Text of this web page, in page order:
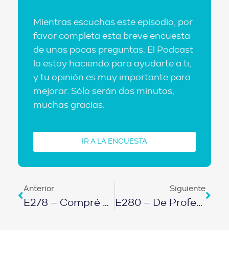
Mientras escuchas este episodio, por
favor completa esta breve encuesta
de unas pocas preguntas. El Podcast
lo estoy haciendo para ayudarte a ti,
y tu opinión es muy importante para
mejorar. Sólo serán dos minutos,
muchas gracias.
IR A LA ENCUESTA
Anterior
E278 – Compré Un Edificio Sin Crédito Ni Dinero A Los 29 Años
Siguiente
E280 – De Profesor A Inversionista En Menos De Un Año